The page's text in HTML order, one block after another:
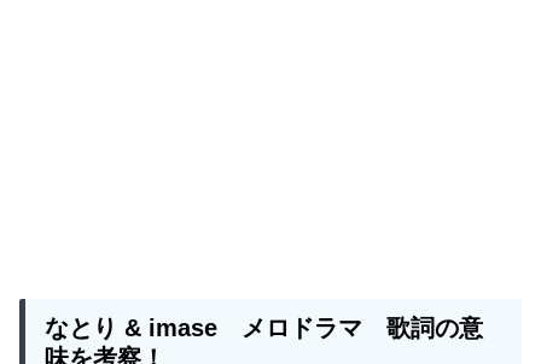
なとり & imase メロドラマ 歌詞の意
味を考察！